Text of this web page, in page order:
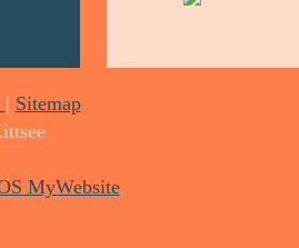
| Sitemap
MyWebsite.